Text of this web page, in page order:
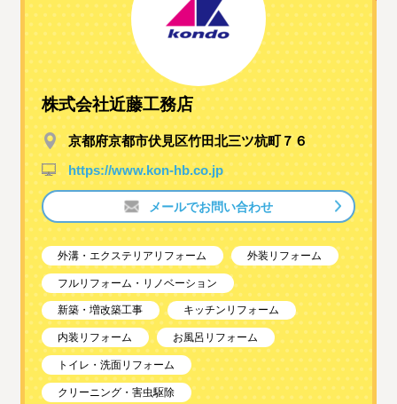
株式会社近藤工務店
京都府京都市伏見区竹田北三ツ杭町７６
https://www.kon-hb.co.jp
メールでお問い合わせ
外溝・エクステリアリフォーム 外装リフォーム
フルリフォーム・リノベーション
新築・増改築工事 キッチンリフォーム
内装リフォーム お風呂リフォーム
トイレ・洗面リフォーム
クリーニング・害虫駆除